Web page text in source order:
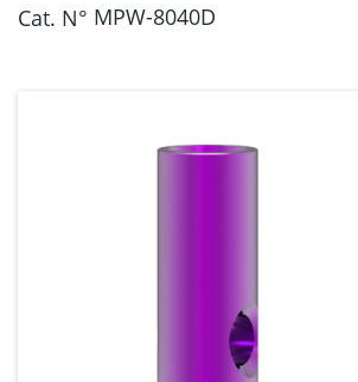
Cat. N° MPW-8040D